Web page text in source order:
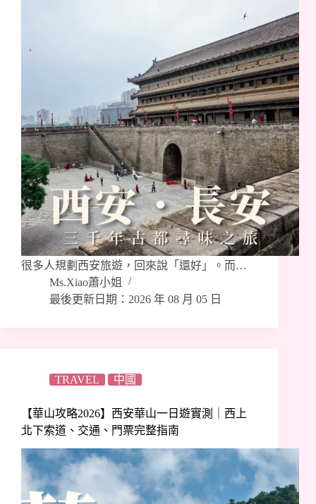
很多人規劃西安旅遊，回來說「還好」。而…
Ms.Xiao蕭小姐
最後更新日期：2026 年 08 月 05 日
TRAVEL 中國
【華山攻略2026】西安華山一日遊實測｜西上
北下索道、交通、門票完整指南